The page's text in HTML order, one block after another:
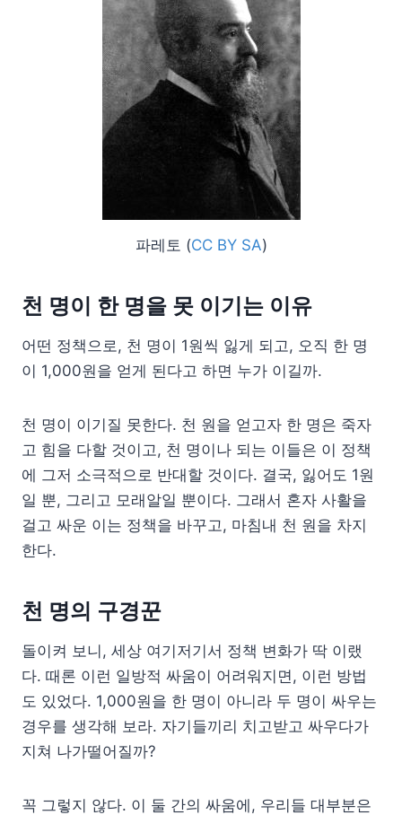
파레토 (CC BY SA)
천 명이 한 명을 못 이기는 이유
어떤 정책으로, 천 명이 1원씩 잃게 되고, 오직 한 명
이 1,000원을 얻게 된다고 하면 누가 이길까.
천 명이 이기질 못한다. 천 원을 얻고자 한 명은 죽자
고 힘을 다할 것이고, 천 명이나 되는 이들은 이 정책
에 그저 소극적으로 반대할 것이다. 결국, 잃어도 1원
일 뿐, 그리고 모래알일 뿐이다. 그래서 혼자 사활을
걸고 싸운 이는 정책을 바꾸고, 마침내 천 원을 차지
한다.
천 명의 구경꾼
돌이켜 보니, 세상 여기저기서 정책 변화가 딱 이랬
다. 때론 이런 일방적 싸움이 어려워지면, 이런 방법
도 있었다. 1,000원을 한 명이 아니라 두 명이 싸우는
경우를 생각해 보라. 자기들끼리 치고받고 싸우다가
지쳐 나가떨어질까?
꼭 그렇지 않다. 이 둘 간의 싸움에, 우리들 대부분은